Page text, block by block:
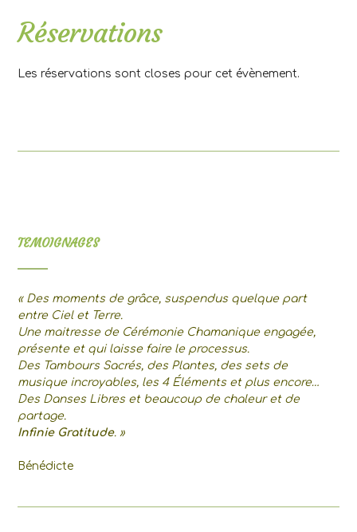
Réservations
Les réservations sont closes pour cet évènement.
TEMOIGNAGES
« Des moments de grâce, suspendus quelque part
entre Ciel et Terre.
Une maitresse de Cérémonie Chamanique engagée,
présente et qui laisse faire le processus.
Des Tambours Sacrés, des Plantes, des sets de
musique incroyables, les 4 Éléments et plus encore…
Des Danses Libres et beaucoup de chaleur et de
partage.
Infinie Gratitude. »
Bénédicte